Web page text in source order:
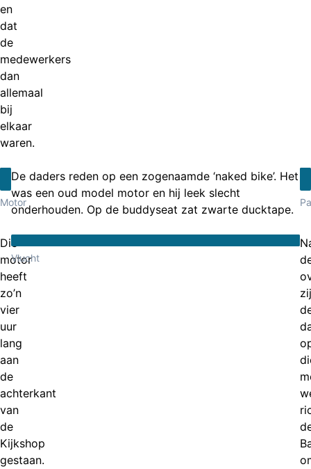
en
dat
de
medewerkers
dan
allemaal
bij
elkaar
waren.
Motor
De daders reden op een zogenaamde ‘naked bike’. Het
was een oud model motor en hij leek slecht
onderhouden. Op de buddyseat zat zwarte ducktape.
Die
motor
heeft
zo’n
vier
uur
lang
aan
de
achterkant
van
de
Kijkshop
gestaan.
Vlucht